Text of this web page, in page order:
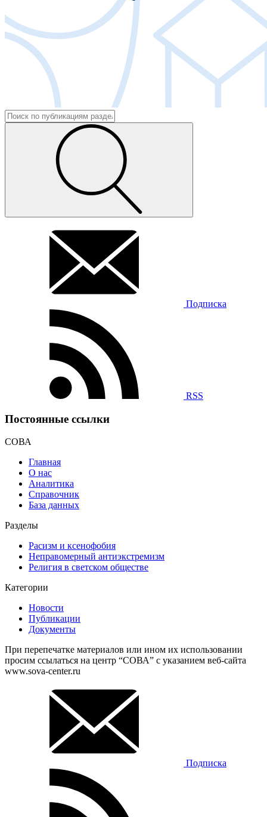
Подписка
RSS
Постоянные ссылки
СОВА
Главная
О нас
Аналитика
Справочник
База данных
Разделы
Расизм и ксенофобия
Неправомерный антиэкстремизм
Религия в светском обществе
Категории
Новости
Публикации
Документы
При перепечатке материалов или ином их использовании
просим ссылаться на центр “СОВА” с указанием веб-сайта
www.sova-center.ru
Подписка